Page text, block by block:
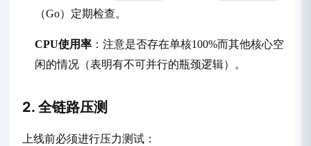
（Go）定期检查。
CPU使用率 ：注意是否存在单核100%而其他核心空
闲的情况（表明有不可并行的瓶颈逻辑）。
2. 全链路压测
上线前必须进行压力测试：